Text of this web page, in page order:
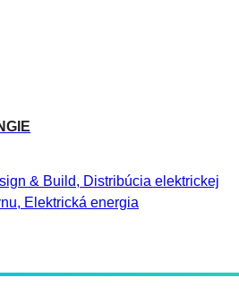
& Build, Distribúcia elektrickej
Elektrická energia